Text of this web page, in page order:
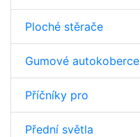
Ploché stěrače
Gumové autokoberce
Příčníky pro
Přední světla